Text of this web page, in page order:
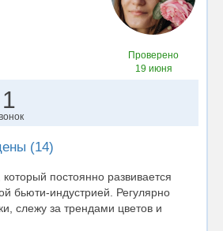
Проверено
19 июня
1
(14)
постоянно развивается
бьюти-индустрией. Регулярно
слежу за трендами цветов и